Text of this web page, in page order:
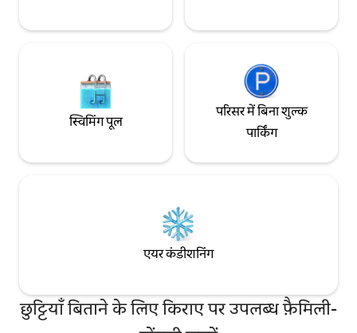
स्विमिंग पूल
परिसर में बिना शुल्क
पार्किंग
एयर कंडीशनिंग
छुट्टियाँ बिताने के लिए किराए पर उपलब्ध फ़ैमिली-